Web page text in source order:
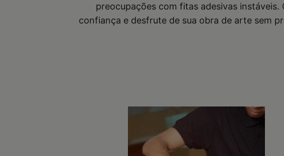
preocupações com fitas adesivas instáveis.
confiança e desfrute de sua obra de arte sem